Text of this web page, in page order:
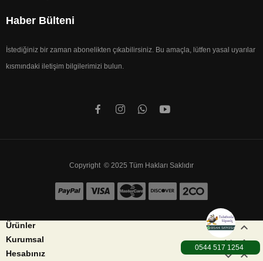
Haber Bülteni
İstediğiniz bir zaman abonelikten çıkabilirsiniz. Bu amaçla, lütfen yasal uyarılar
kısmındaki iletişim bilgilerimizi bulun.
Copyright © 2025 Tüm Hakları Saklıdır
Ürünler  
Kurumsal 
Hesabınız 
0544 517 1254